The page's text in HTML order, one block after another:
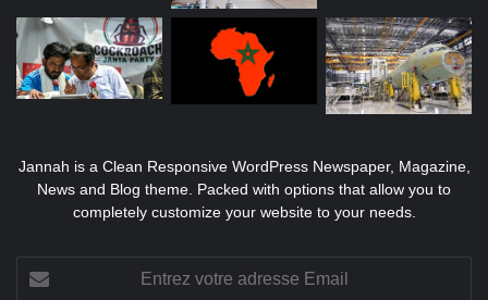
Jannah is a Clean Responsive WordPress Newspaper, Magazine,
News and Blog theme. Packed with options that allow you to
completely customize your website to your needs.
votre